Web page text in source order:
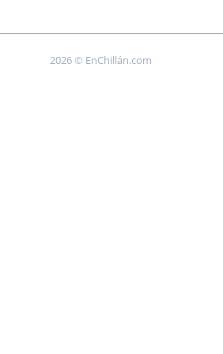
2026 © EnChillán.com